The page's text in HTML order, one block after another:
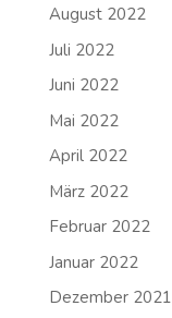
August 2022
Juli 2022
Juni 2022
Mai 2022
April 2022
März 2022
Februar 2022
Januar 2022
Dezember 2021